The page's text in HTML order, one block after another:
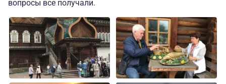
вопросы все получали.